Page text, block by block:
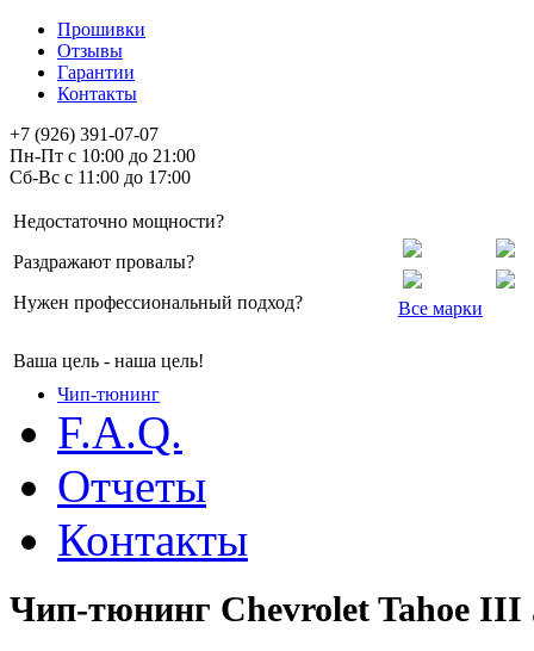
Прошивки
Отзывы
Гарантии
Контакты
+7 (926) 391-07-07
Пн-Пт с 10:00 до 21:00
Сб-Вс с 11:00 до 17:00
Недостаточно мощности?
Раздражают провалы?
Нужен профессиональный подход?
Ваша цель - наша цель!
Все марки
Чип-тюнинг
F.A.Q.
Отчеты
Контакты
Чип-тюнинг Chevrolet Tahoe III